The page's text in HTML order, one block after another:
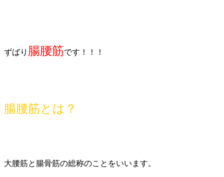
ずばり 腸腰筋です！！！
腸腰筋とは？
大腰筋と腸骨筋の総称のことをいいます。